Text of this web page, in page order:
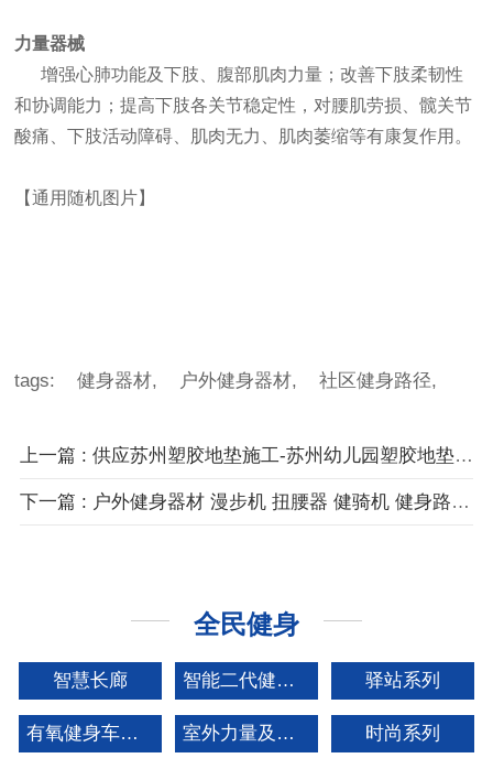
力量器械
增强心肺功能及下肢、腹部肌肉力量；改善下肢柔韧性
和协调能力；提高下肢各关节稳定性，对腰肌劳损、髋关节
酸痛、下肢活动障碍、肌肉无力、肌肉萎缩等有康复作用。
【通用随机图片】
tags:健身器材, 户外健身器材, 社区健身路径,
上一篇 : 供应苏州塑胶地垫施工-苏州幼儿园塑胶地垫-健身路径-小区-公园
下一篇 : 户外健身器材 漫步机 扭腰器 健骑机 健身路径 小区 公园 广场 锻炼 包安装
全民健身
智慧长廊 智能二代健身器材 驿站系列
有氧健身车矩阵系列 室外力量及拓展系列 时尚系列